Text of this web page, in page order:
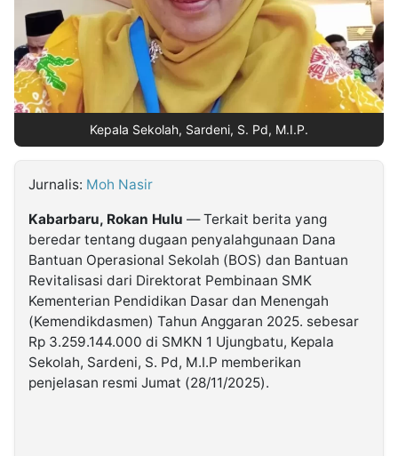
Follow
Kabarbaru
Kabarbaru.co
2026
Kabarbaru
Media
Kepala Sekolah, Sardeni, S. Pd, M.I.P.
Jurnalis: Moh Nasir
Kabarbaru, Rokan Hulu — Terkait berita yang
beredar tentang dugaan penyalahgunaan Dana
Bantuan Operasional Sekolah (BOS) dan Bantuan
Revitalisasi dari Direktorat Pembinaan SMK
Kementerian Pendidikan Dasar dan Menengah
(Kemendikdasmen) Tahun Anggaran 2025. sebesar
Rp 3.259.144.000 di SMKN 1 Ujungbatu, Kepala
Sekolah, Sardeni, S. Pd, M.I.P memberikan
penjelasan resmi Jumat (28/11/2025).